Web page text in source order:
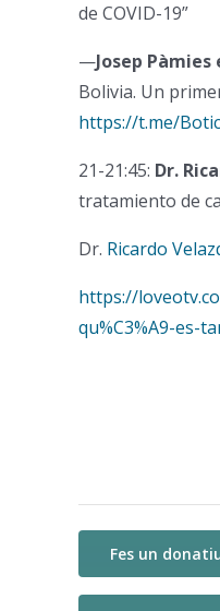
de COVID-19”
—Josep Pàmies
Bolivia. Un
https://t.me/
21-21:45: Dr.
tratamiento de
Dr. Ricardo
https://
qu%C3%A9-es-
Fes un